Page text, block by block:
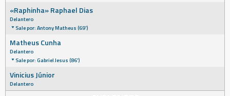
«Raphinha» Raphael Dias
Delantero
Sale por: Antony Matheus (69')
Matheus Cunha
Delantero
Sale por: Gabriel Jesus (86')
Vinicius Júnior
Delantero